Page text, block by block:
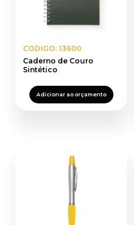
CODIGO: 13600
Caderno de Couro
Sintético
Adicionar ao orçamento